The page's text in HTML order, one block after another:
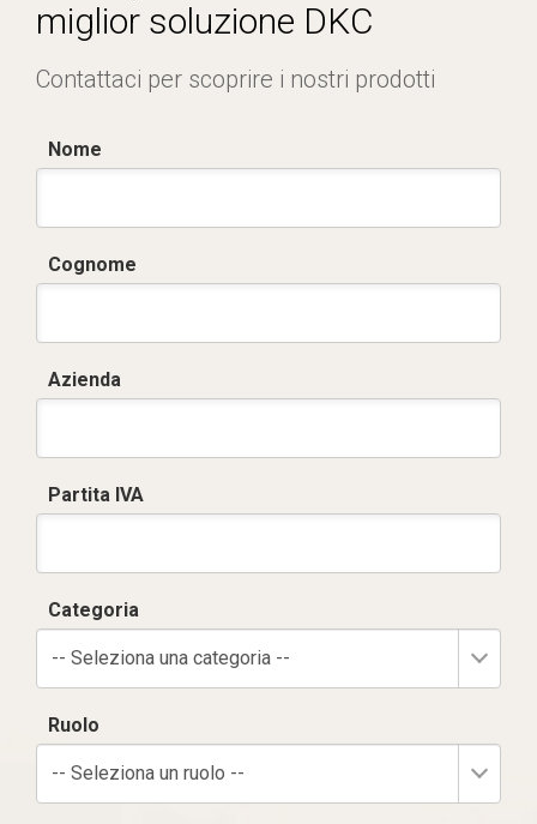
miglior soluzione DKC
Contattaci per scoprire i nostri prodotti
Nome
Cognome
Azienda
Partita IVA
Categoria
-- Seleziona una categoria --
Ruolo
-- Seleziona un ruolo --